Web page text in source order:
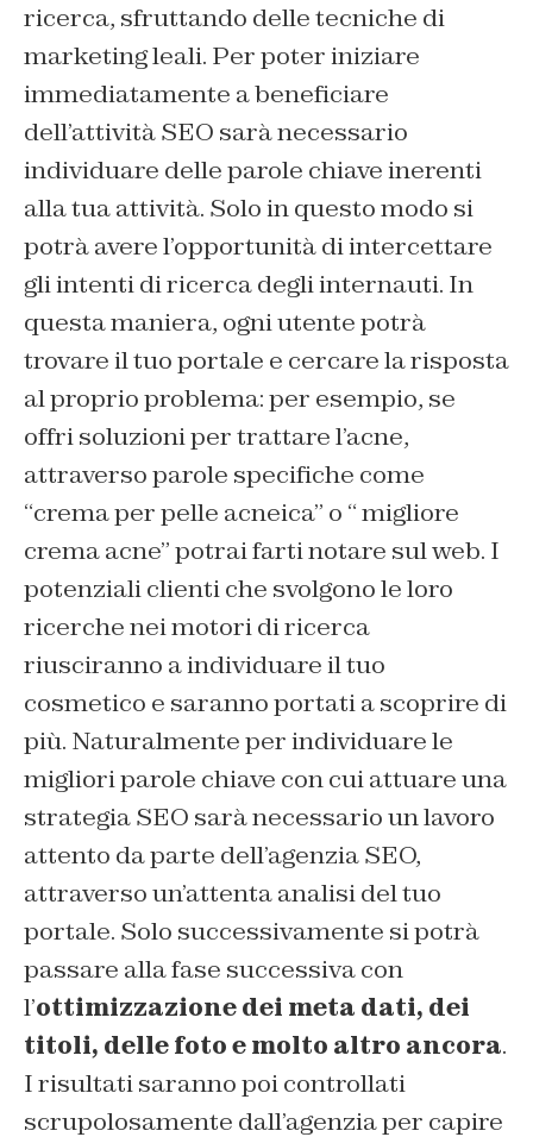
ricerca, sfruttando delle tecniche di
marketing leali. Per poter iniziare
immediatamente a beneficiare
dell’attività SEO sarà necessario
individuare delle parole chiave inerenti
alla tua attività. Solo in questo modo si
potrà avere l’opportunità di intercettare
gli intenti di ricerca degli internauti. In
questa maniera, ogni utente potrà
trovare il tuo portale e cercare la risposta
al proprio problema: per esempio, se
offri soluzioni per trattare l’acne,
attraverso parole specifiche come
“crema per pelle acneica” o “ migliore
crema acne” potrai farti notare sul web. I
potenziali clienti che svolgono le loro
ricerche nei motori di ricerca
riusciranno a individuare il tuo
cosmetico e saranno portati a scoprire di
più. Naturalmente per individuare le
migliori parole chiave con cui attuare una
strategia SEO sarà necessario un lavoro
attento da parte dell’agenzia SEO,
attraverso un’attenta analisi del tuo
portale. Solo successivamente si potrà
passare alla fase successiva con
l’ottimizzazione dei meta dati, dei
titoli, delle foto e molto altro ancora.
I risultati saranno poi controllati
scrupolosamente dall’agenzia per capire